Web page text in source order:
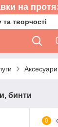
на
творчості
Аксесуари
бинти
0